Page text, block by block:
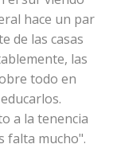
hace un par
de las casas
las
todo en
a la tenencia
falta mucho".